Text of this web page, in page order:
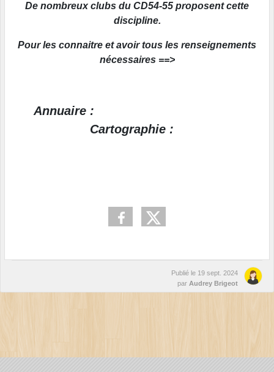
De nombreux clubs du CD54-55 proposent cette
discipline.
Pour les connaitre et avoir tous les renseignements
nécessaires ==>
Annuaire :
Cartographie :
Publié le 19 sept. 2024
par Audrey Brigeot